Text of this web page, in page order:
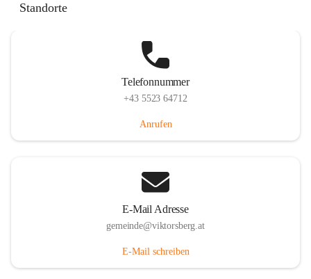
Standorte
Telefonnummer
+43 5523 64712
Anrufen
E-Mail Adresse
gemeinde@viktorsberg.at
E-Mail schreiben